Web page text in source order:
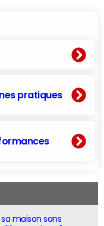
pratiques
maison sans